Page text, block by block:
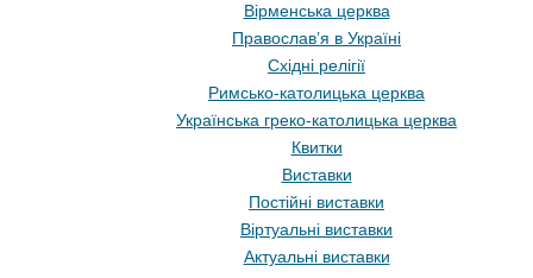
Вірменська церква
Православ’я в Україні
Східні релігії
Римсько-католицька церква
Українська греко-католицька церква
Квитки
Виставки
Постійні виставки
Віртуальні виставки
Актуальні виставки